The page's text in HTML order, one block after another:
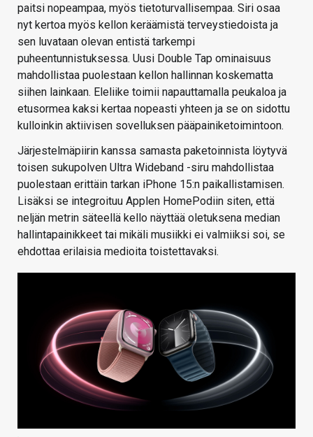
paitsi nopeampaa, myös tietoturvallisempaa. Siri osaa
nyt kertoa myös kellon keräämistä terveystiedoista ja
sen luvataan olevan entistä tarkempi
puheentunnistuksessa. Uusi Double Tap ominaisuus
mahdollistaa puolestaan kellon hallinnan koskematta
siihen lainkaan. Eleliike toimii napauttamalla peukaloa ja
etusormea kaksi kertaa nopeasti yhteen ja se on sidottu
kulloinkin aktiivisen sovelluksen pääpainiketoimintoon.
Järjestelmäpiirin kanssa samasta paketoinnista löytyvä
toisen sukupolven Ultra Wideband -siru mahdollistaa
puolestaan erittäin tarkan iPhone 15:n paikallistamisen.
Lisäksi se integroituu Applen HomePodiin siten, että
neljän metrin säteellä kello näyttää oletuksena median
hallintapainikkeet tai mikäli musiikki ei valmiiksi soi, se
ehdottaa erilaisia medioita toistettavaksi.